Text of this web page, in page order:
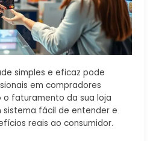
simples e eficaz pode
em compradores
faturamento da sua loja
sistema fácil de entender e
reais ao consumidor.